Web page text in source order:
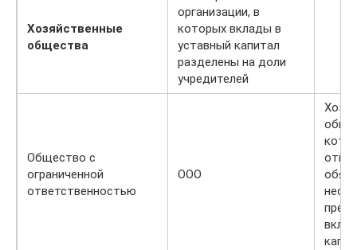
Хозяйственные
общества
организации, в
которых вклады в
уставный капитал
разделены на доли
учредителей
Общество с
ограниченной
ответственностью
ООО